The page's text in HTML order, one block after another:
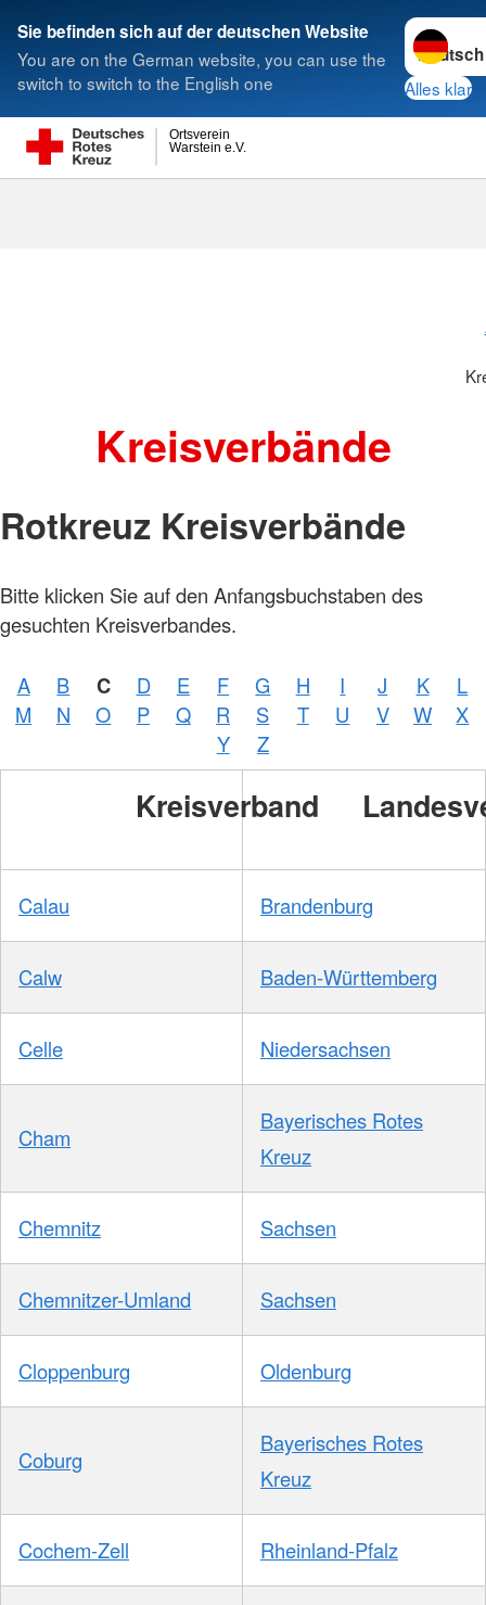
Sie befinden sich auf der deutschen Website
You are on the German website, you can use the
switch to switch to the English one
Sprache
Alles klar
Warstein e.V.
Ortsverein
Suche
Kreisverbände
Rotkreuz Kreisverbände
Bitte klicken Sie auf den Anfangsbuchstaben des
gesuchten Kreisverbandes.
A B C D E F G H I J K
L
M
N O P Q R S T U V W
X
Y
Z
Kreisverband
Calau Brandenburg
Calw Baden-Württemberg
Celle Niedersachsen
Cham
Bayerisches Rotes
Kreuz
Chemnitz Sachsen
Chemnitzer-Umland Sachsen
Cloppenburg Oldenburg
Coburg
Bayerisches Rotes
Kreuz
Cochem-Zell Rheinland-Pfalz
Foto:
DRKS